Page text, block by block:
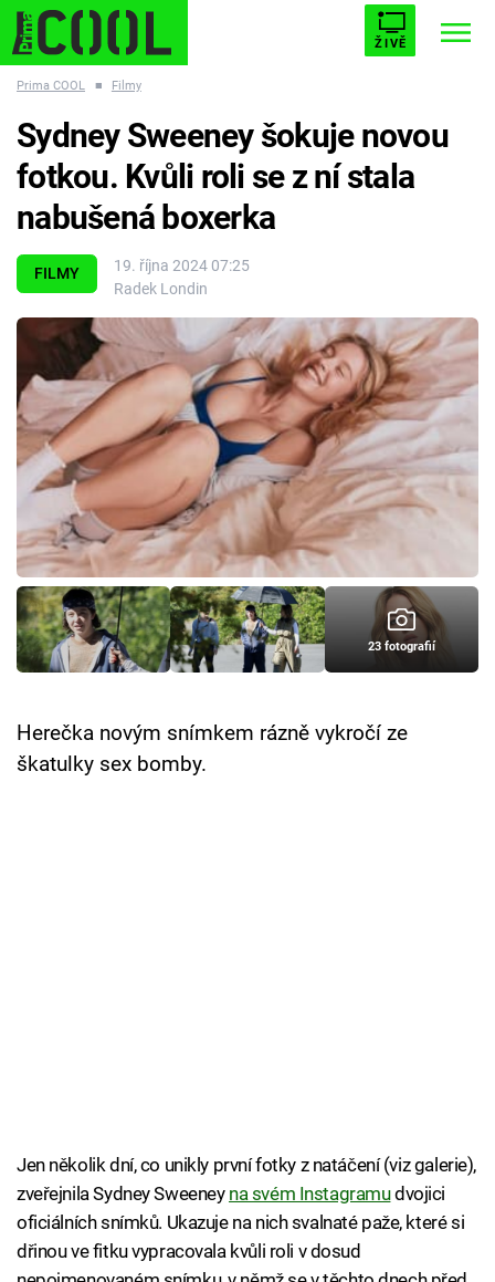
ŽIVĚ
ESCAPE PLNEJ KOTEL AVENGERS 5
Témata
Filmy
Seriály
Hry
Cool Esport
Pořady
TV Program
Přihlášení
Prima COOL ■ Filmy
FILMY
19. října 2024 07:25
Radek Londin
Sydney Sweeney šokuje novou
fotkou. Kvůli roli se z ní stala
nabušená boxerka
23 fotografií
Herečka novým snímkem rázně vykročí ze
škatulky sex bomby.
Jen několik dní, co unikly první fotky z natáčení (viz galerie),
zveřejnila Sydney Sweeney na svém Instagramudvojici
oficiálních snímků. Ukazuje na nich svalnaté paže, které si
dřinou ve fitku vypracovala kvůli roli v dosud